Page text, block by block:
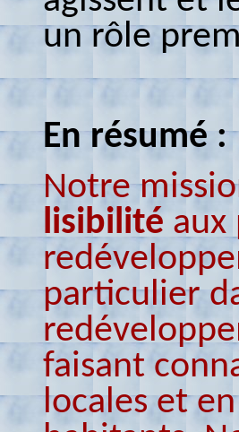
un rôle
En résumé :
Notre
lisibilité
particulier
faisant
locales et